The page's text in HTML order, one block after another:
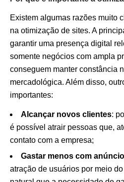
Existem algumas razões muito
na otimização de sites. A
garantir uma presença digital
somente negócios com ampla
conseguem manter constância
mercadológica. Além disso,
importantes:
Alcançar novos clientes:
é possível atrair pessoas que,
contato com a empresa;
Gastar menos com
atração de usuários por meio